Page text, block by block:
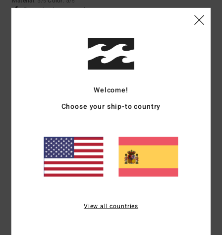
Recomiendo este producto
5/5
Mostrar original - Deutsch
Recomiendo este producto
5 /5
Welcome!
Choose your ship-to country
View all countries